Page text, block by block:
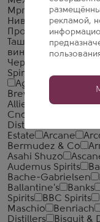
Мргашен Винно-
Нива
Прошянский
Ташкентвино
винно-коньячные
Черный знахарь
Spirits
Aberfeldy
Agrotequilera de
Brewery
Akita
Allied Brands
Cnoc
Distilleria Petrone
Estate
Arcane
Bermudez & Co
Asahi Shuzo
Audemus Spirits
Bache-Gabrielsen
Ballantine's
Banks
Spirits
BBC Spirits
Maschio
Benriach
Distillers
Bisquit &
рекламой,